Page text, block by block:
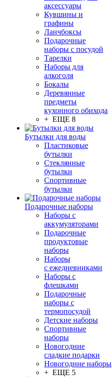
аксессуары
Кувшины и
графины
Ланчбоксы
Подарочные
наборы с посудой
Тарелки
Наборы для
алкоголя
Бокалы
Деревянные
предметы
кухонного обихода
+ ЕЩЕ 8
Бутылки для воды
Пластиковые
бутылки
Стеклянные
бутылки
Спортивные
бутылки
Подарочные наборы
Наборы с
аккумуляторами
Подарочные
продуктовые
наборы
Наборы
с ежедневниками
Наборы с
флешками
Подарочные
наборы с
термопосудой
Детские наборы
Спортивные
наборы
Новогодние
сладкие подарки
Новогодние наборы
+ ЕЩЕ 5